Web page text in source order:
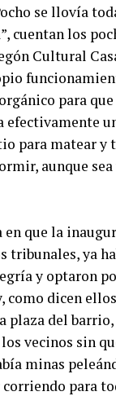
se llovía
cuentan los
Cultural
para que
efectivamente
para matear y
aunque
en que la
tribunales, ya
y optaron
como dicen
plaza del
vecinos sin
minas
para